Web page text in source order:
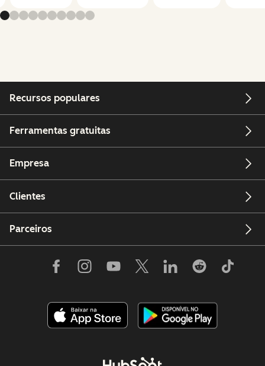
Recursos populares
Ferramentas gratuitas
Empresa
Clientes
Parceiros